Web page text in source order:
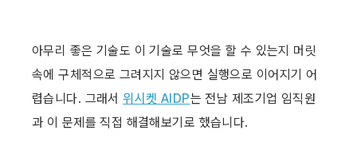
아무리 좋은 기술도 이 기술로 무엇을 할 수 있는지 머릿
속에 구체적으로 그려지지 않으면 실행으로 이어지기 어
렵습니다. 그래서 위시켓 AIDP는 전남 제조기업 임직원
과 이 문제를 직접 해결해보기로 했습니다.